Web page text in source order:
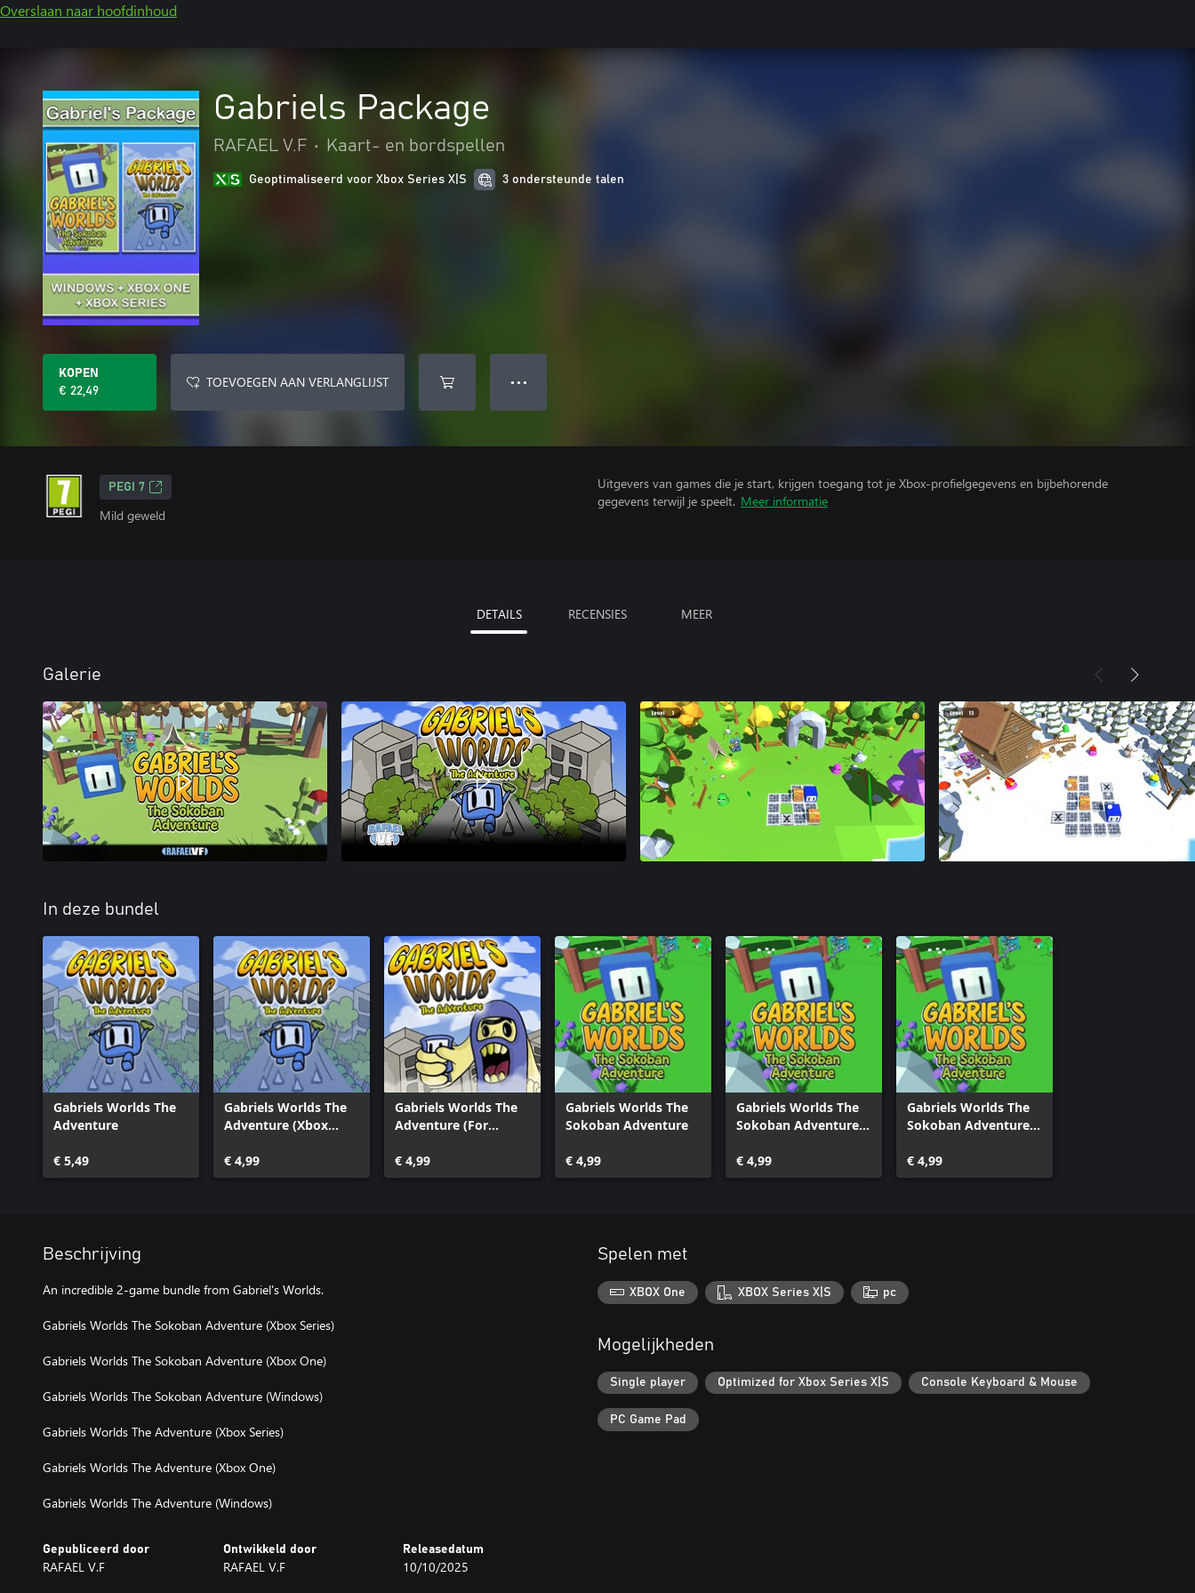
Overslaan naar hoofdinhoud
Gabriels Package
RAFAEL V.F • Kaart- en bordspellen
Geoptimaliseerd voor Xbox Series X|S 3 ondersteunde talen
KOPEN
€ 22,49
TOEVOEGEN AAN VERLANGLIJST ● ● ●
PEGI 7
Mild geweld
Uitgevers van games die je start, krijgen toegang tot je Xbox-profielgegevens en bijbehorende
gegevens terwijl je speelt. Meer informatie
DETAILS RECENSIES MEER
Galerie
In deze bundel
Gabriels Worlds The
Adventure
€ 5,49
Gabriels Worlds The
Adventure (Xbox
€ 4,99
Gabriels Worlds The
Adventure (For
€ 4,99
Gabriels Worlds The
Sokoban Adventure
€ 4,99
Gabriels Worlds The
Sokoban Adventure
€ 4,99
Gabriels Worlds The
Sokoban Adventure
€ 4,99
Beschrijving
An incredible 2-game bundle from Gabriel's Worlds.
Gabriels Worlds The Sokoban Adventure (Xbox Series)
Gabriels Worlds The Sokoban Adventure (Xbox One)
Gabriels Worlds The Sokoban Adventure (Windows)
Gabriels Worlds The Adventure (Xbox Series)
Gabriels Worlds The Adventure (Xbox One)
Gabriels Worlds The Adventure (Windows)
Gepubliceerd door
RAFAEL V.F
Ontwikkeld door
RAFAEL V.F
Releasedatum
10/10/2025
Spelen met
XBOX One XBOX Series X|S pc
Mogelijkheden
Single player Optimized for Xbox Series X|S Console Keyboard & Mouse
PC Game Pad